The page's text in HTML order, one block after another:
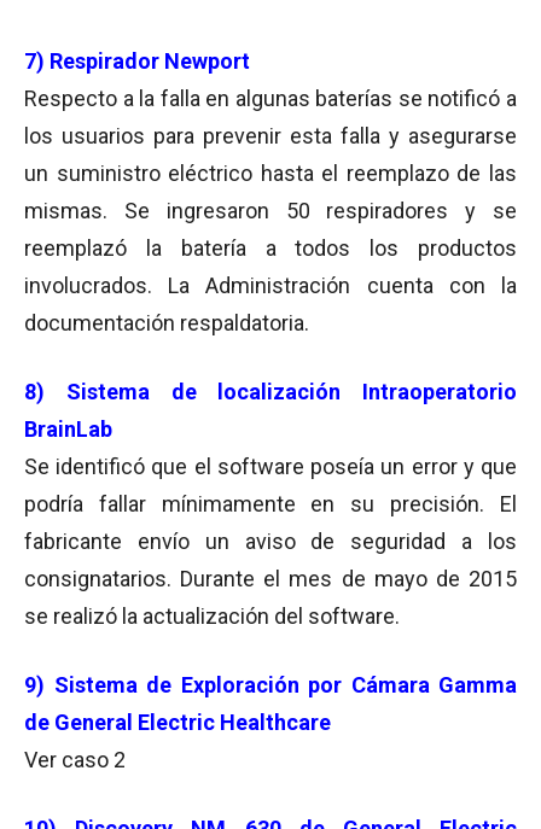
7) Respirador Newport
Respecto a la falla en algunas baterías se notificó a
los usuarios para prevenir esta falla y asegurarse
un suministro eléctrico hasta el reemplazo de las
mismas. Se ingresaron 50 respiradores y se
reemplazó la batería a todos los productos
involucrados. La Administración cuenta con la
documentación respaldatoria.
8) Sistema de localización Intraoperatorio
BrainLab
Se identificó que el software poseía un error y que
podría fallar mínimamente en su precisión. El
fabricante envío un aviso de seguridad a los
consignatarios. Durante el mes de mayo de 2015
se realizó la actualización del software.
9) Sistema de Exploración por Cámara Gamma
de General Electric Healthcare
Ver caso 2